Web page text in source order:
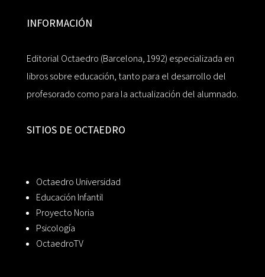
INFORMACIÓN
Editorial Octaedro (Barcelona, 1992) especializada en
libros sobre educación, tanto para el desarrollo del
profesorado como para la actualización del alumnado.
SITIOS DE OCTAEDRO
Octaedro Universidad
Educación Infantil
Proyecto Noria
Psicología
OctaedroTV